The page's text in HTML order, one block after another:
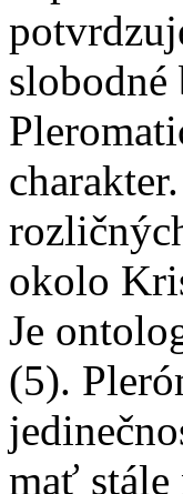
okolo
Je
(5).
mať stále